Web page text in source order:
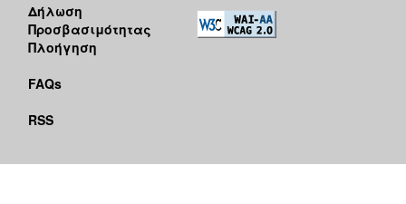
Δήλωση
Προσβασιμότητας
Πλοήγηση
FAQs
RSS